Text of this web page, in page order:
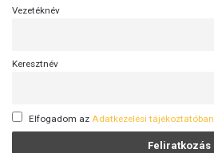
Vezetéknév
Keresztnév
Elfogadom az Adatkezelési tájékoztatóban